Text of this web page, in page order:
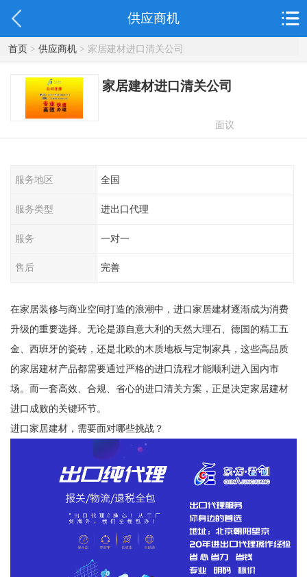
供应商机
首页> 供应商机> 家居建材进口清关公司
家居建材进口清关公司
面议
服务地区 全国
服务类型 进出口代理
服务 一对一
售后 完善
在家居装修与商业空间打造的浪潮中，进口家居建材逐渐成为消费
升级的重要选择。无论是源自意大利的天然大理石、德国的精工五
金、西班牙的瓷砖，还是北欧的木质地板与定制家具，这些高品质
的家居建材产品都需要通过严格的进口流程才能顺利进入国内市
场。而一套高效、合规、省心的进口清关方案，正是决定家居建材
进口成败的关键环节。
进口家居建材，需要面对哪些挑战？